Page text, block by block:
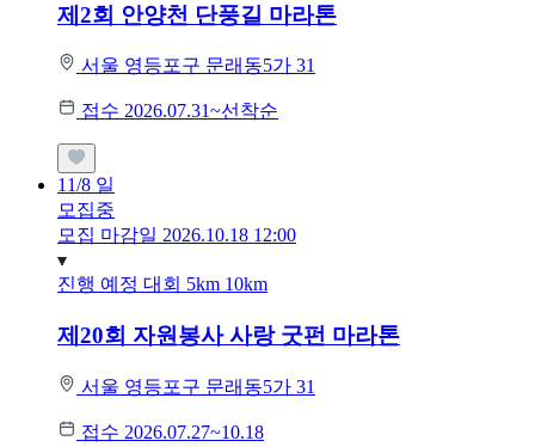
제2회 안양천 단풍길 마라톤
서울 영등포구 문래동5가 31
접수 2026.07.31~선착순
11/8 일
모집중
모집 마감일 2026.10.18 12:00
진행 예정 대회 5km 10km
제20회 자원봉사 사랑 굿펀 마라톤
서울 영등포구 문래동5가 31
접수 2026.07.27~10.18